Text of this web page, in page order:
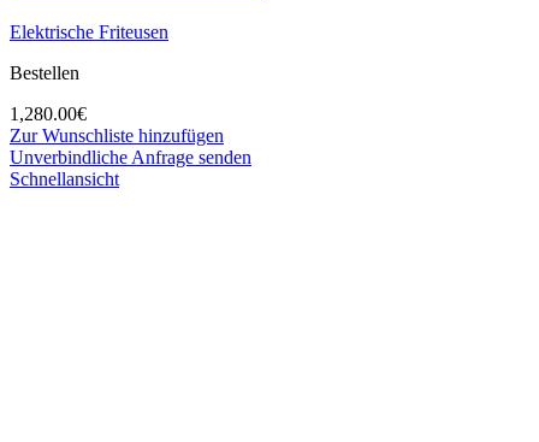
Elektrische Friteusen
Bestellen
1,280.00€
Zur Wunschliste hinzufügen
Unverbindliche Anfrage senden
Schnellansicht